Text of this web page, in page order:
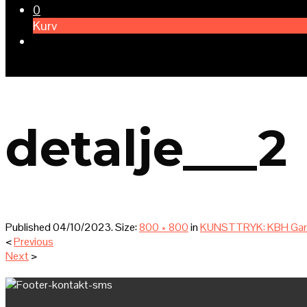
0
Kurv
detalje___2
Published04/10/2023. Size:800 × 800inKUNSTTRYK: KBH
<Previous
Next>